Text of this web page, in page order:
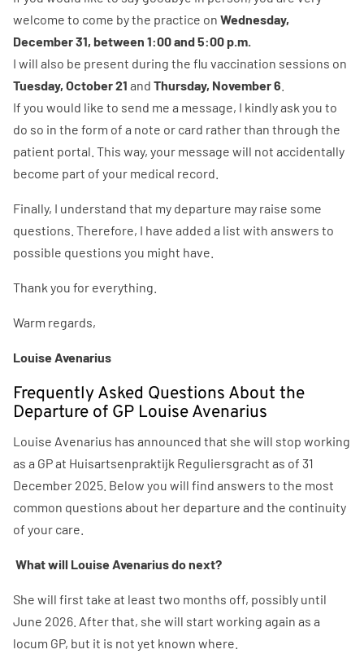
welcome to come by the practice on Wednesday,
December 31, between 1:00 and 5:00 p.m.
I will also be present during the flu vaccination sessions on
Tuesday, October 21 and Thursday, November 6
If you would like to send me a message, I kindly ask you to
do so in the form of a note or card rather than through the
patient portal. This way, your message will not accidentally
become part of your medical record.
Finally, I understand that my departure may raise some
questions. Therefore, I have added a list with answers to
possible questions you might have.
Thank you for everything.
Warm regards,
Louise Avenarius
Frequently Asked Questions About the
Departure of GP Louise Avenarius
Louise Avenarius has announced that she will stop working
as a GP at Huisartsenpraktijk Reguliersgracht as of 31
December 2025. Below you will find answers to the most
common questions about her departure and the continuity
of your care.
What will Louise Avenarius do next?
She will first take at least two months off, possibly until
June 2026. After that, she will start working again as a
locum GP, but it is not yet known where.